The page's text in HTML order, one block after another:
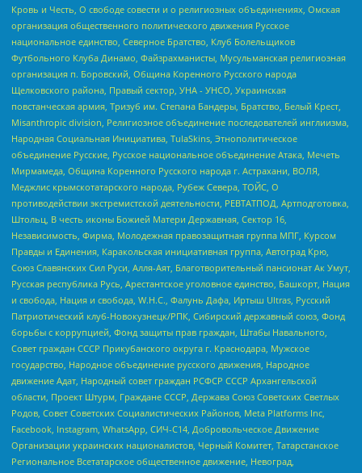
Кровь и Честь, О свободе совести и о религиозных объединениях, Омская
организация общественного политического движения Русское
национальное единство, Северное Братство, Клуб Болельщиков
Футбольного Клуба Динамо, Файзрахманисты, Мусульманская религиозная
организация п. Боровский, Община Коренного Русского народа
Щелковского района, Правый сектор, УНА - УНСО, Украинская
повстанческая армия, Тризуб им. Степана Бандеры, Братство, Белый Крест,
Misanthropic division, Религиозное объединение последователей инглиизма,
Народная Социальная Инициатива, TulaSkins, Этнополитическое
объединение Русские, Русское национальное объединение Атака, Мечеть
Мирмамеда, Община Коренного Русского народа г. Астрахани, ВОЛЯ,
Меджлис крымскотатарского народа, Рубеж Севера, ТОЙС, О
противодействии экстремистской деятельности, РЕВТАТПОД, Артподготовка,
Штольц, В честь иконы Божией Матери Державная, Сектор 16,
Независимость, Фирма, Молодежная правозащитная группа МПГ, Курсом
Правды и Единения, Каракольская инициативная группа, Автоград Крю,
Союз Славянских Сил Руси, Алля-Аят, Благотворительный пансионат Ак Умут,
Русская республика Русь, Арестантское уголовное единство, Башкорт, Нация
и свобода, Нация и свобода, W.H.С., Фалунь Дафа, Иртыш Ultras, Русский
Патриотический клуб-Новокузнецк/РПК, Сибирский державный союз, Фонд
борьбы с коррупцией, Фонд защиты прав граждан, Штабы Навального,
Совет граждан СССР Прикубанского округа г. Краснодара, Мужское
государство, Народное объединение русского движения, Народное
движение Адат, Народный совет граждан РСФСР СССР Архангельской
области, Проект Штурм, Граждане СССР, Держава Союз Советских Светлых
Родов, Совет Советских Социалистических Районов, Meta Platforms Inc,
Facebook, Instagram, WhatsApp, СИЧ-С14, Добровольческое Движение
Организации украинских националистов, Черный Комитет, Татарстанское
Региональное Всетатарское общественное движение, Невоград,